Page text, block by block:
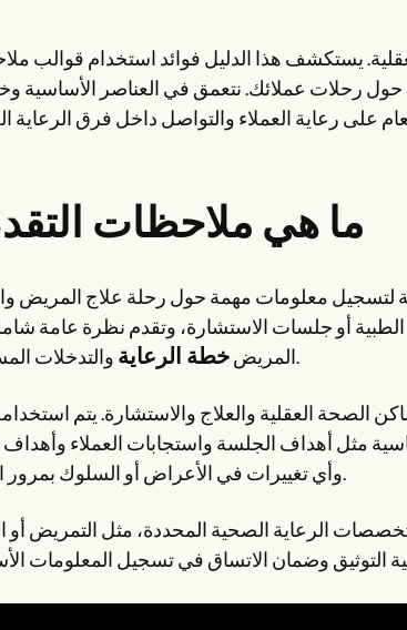
يستكشف هذا الدليل فوائد استخدام قوالب
حول رحلات عملائك. نتعمق في العناصر الأساسية
ما هي ملاحظات
لتسجيل معلومات مهمة حول رحلة علاج المريض
أو جلسات الاستشارة، وتقدم نظرة عامة
المريضخطة الرعاية والتدخلات المستمرة.
الصحة العقلية والعلاج والاستشارة. يتم
مثل أهداف الجلسة واستجابات العملاء وأهداف
وأي تغييرات في الأعراض أو السلوك بمرور الوقت.
الرعاية الصحية المحددة، مثل التمريض أو